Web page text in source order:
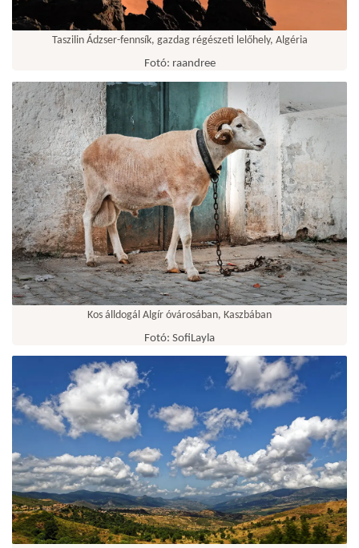
Taszilin Ádzser-fennsík, gazdag régészeti lelőhely, Algéria
Fotó: raandree
Kos álldogál Algír óvárosában, Kaszbában
Fotó: SofiLayla